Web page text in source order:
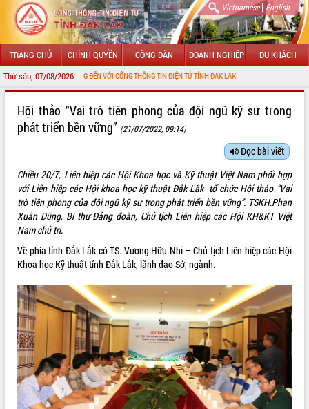
Vietnamese| English
TRANG CHỦ CHÍNH QUYỀN CÔNG DÂN DOANH NGHIỆP DU KHÁCH
Thứ sáu, 07/08/2026
CHÀO MỪNG ĐẾN VỚI CỔNG THÔNG TIN ĐIỆN TỬ TỈNH ĐẮK LẮK
LÃNH ĐẠO UBND TỈNH
SỞ, BAN, NGÀNH
UBND CÁC XÃ, PHƯỜNG
THÔNG TIN CHỈ ĐẠO ĐIỀU HÀNH
HỆ THỐNG VĂN BẢN
VĂN BẢN HĐND TỈNH
ĐIỂM TIN VĂN BẢN
QUY HOẠCH - KẾ HOẠCH
Hội thảo “Vai trò tiên phong của đội ngũ kỹ sư trong
phát triển bền vững” (21/07/2022, 09:14)
Đọc bài viết
Chiều 20/7, Liên hiệp các Hội Khoa học và Kỹ thuật Việt Nam phối hợp
với Liên hiệp các Hội khoa học kỹ thuật Đắk Lắk tổ chức Hội thảo “Vai
trò tiên phong của đội ngũ kỹ sư trong phát triển bền vững”. TSKH.Phan
Xuân Dũng, Bí thư Đảng đoàn, Chủ tịch Liên hiệp các Hội KH&KT Việt
Nam chủ trì.
Về phía tỉnh Đắk Lắk có TS. Vương Hữu Nhi – Chủ tịch Liên hiệp các Hội
Khoa học Kỹ thuật tỉnh Đắk Lắk, lãnh đạo Sở, ngành.